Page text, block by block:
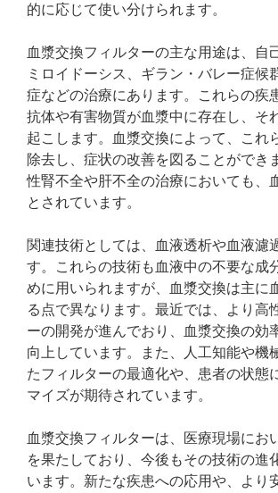
的に応じて使い分けられます。
血漿交換フィルターの主な用途は、自
ミロイドーシス、ギラン・バレー症候
症などの治療にあります。これらの疾
抗体や有害物質が血漿中に存在し、そ
起こします。血漿交換によって、これ
除去し、症状の改善を図ることができ
性腎不全や肝不全の治療においても、
とされています。
関連技術としては、血液透析や血液濾
す。これらの技術も血液中の不要な成
めに用いられますが、血漿交換は主に
る点で異なります。最近では、より高
ーの開発が進んでおり、血漿交換の効
向上しています。また、人工知能や機
たフィルターの最適化や、患者の状態
マイズが期待されています。
血漿交換フィルターは、医療現場にお
を果たしており、今後もその技術の進
います。新たな疾患への応用や、より